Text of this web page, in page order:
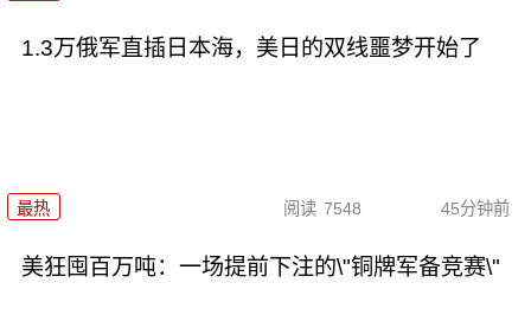
1.3万俄军直插日本海，美日的双线噩梦开始了
最热 阅读 7548 45分钟前
美狂囤百万吨：一场提前下注的\"铜牌军备竞赛\"